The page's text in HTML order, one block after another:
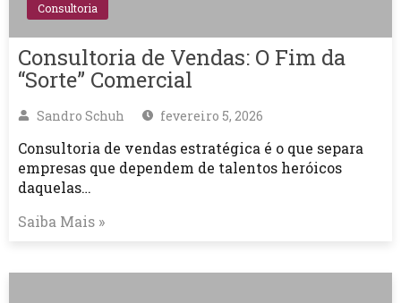
Consultoria
Consultoria de Vendas: O Fim da
“Sorte” Comercial
Sandro Schuh fevereiro 5, 2026
Consultoria de vendas estratégica é o que separa
empresas que dependem de talentos heróicos
daquelas…
Saiba Mais »